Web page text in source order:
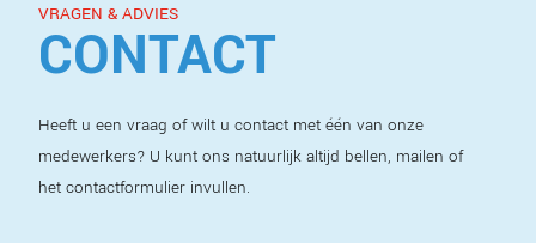
VRAGEN & ADVIES
CONTACT
Heeft u een vraag of wilt u contact met één van onze
medewerkers? U kunt ons natuurlijk altijd bellen, mailen of
het contactformulier invullen.